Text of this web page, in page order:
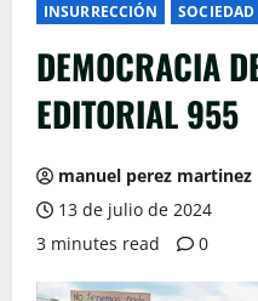
INSURRECCIÓN SOCIEDAD
DEMOCRACIA
EDITORIAL 955
manuel perez martinez
13 de julio de 2024
3 minutes read
0